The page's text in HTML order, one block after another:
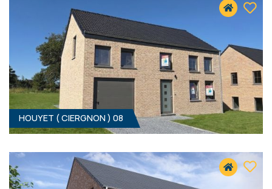
319 000 € HF*
5560 CIERGNON
339 000 € HF*
HOUYET ( CIERGNON ) 08